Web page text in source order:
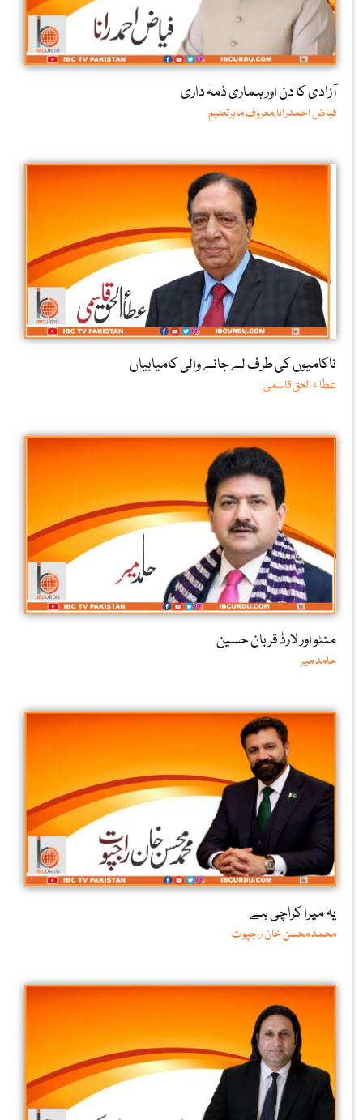
آزادی کا دن اور ہماری ذمہ داری
فیاض احمدرانا،معروف ماہرتعلیم
ناکامیوں کی طرف لے جانے والی کامیابیاں
عطا ء الحق قاسمی
منٹو اور لارڈ قربان حسین
حامد میر
یہ میرا کراچی ہے
محمد محسن خان راجپوت